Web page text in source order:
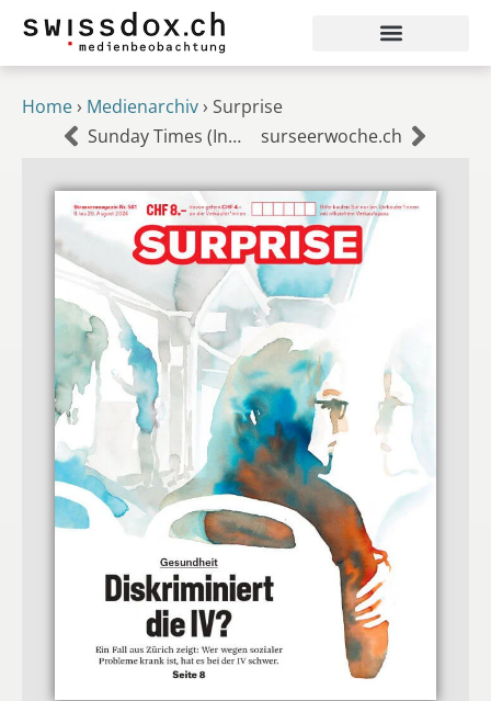
Home› Medienarchiv› Surprise
Sunday Times (India)
surseerwoche.ch